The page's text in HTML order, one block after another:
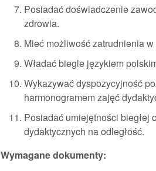
Posiadać doświadczenie
zdrowia.
Mieć możliwość zatrudnienia
Władać biegle językiem
Wykazywać dyspozycyjność
harmonogramem zajęć
Posiadać umiejętności biegłej
dydaktycznych na odległość.
Wymagane dokumenty: